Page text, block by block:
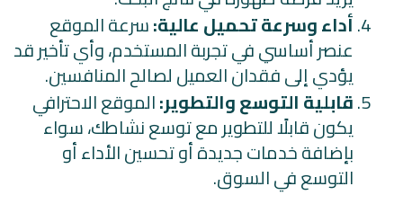
أداء وسرعة تحميل عالية:سرعة الموقع
عنصر أساسي في تجربة المستخدم، وأي تأخير قد
يؤدي إلى فقدان العميل لصالح المنافسين.
قابلية التوسع والتطوير:الموقع الاحترافي
يكون قابلًا للتطوير مع توسع نشاطك، سواء
بإضافة خدمات جديدة أو تحسين الأداء أو
التوسع في السوق.